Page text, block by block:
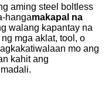
aming steel boltless
hangamakapal na
walang kapantay na
mga aklat, tool, o
mo ang
kahit ang